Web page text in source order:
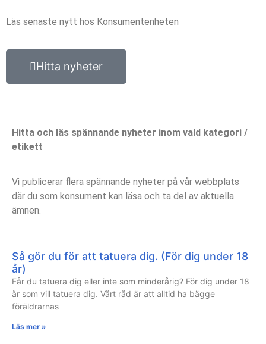
Läs senaste nytt hos Konsumentenheten
Hitta nyheter
Hitta och läs spännande nyheter inom vald kategori /
etikett
Vi publicerar flera spännande nyheter på vår webbplats
där du som konsument kan läsa och ta del av aktuella
ämnen.
Så gör du för att tatuera dig. (För dig under 18
år)
Får du tatuera dig eller inte som minderårig? För dig under 18
år som vill tatuera dig. Vårt råd är att alltid ha bägge
föräldrarnas
Läs mer »